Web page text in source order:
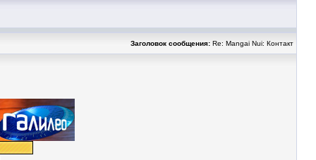
Заголовок сообщения: Re: Mangai Nui: Контакт